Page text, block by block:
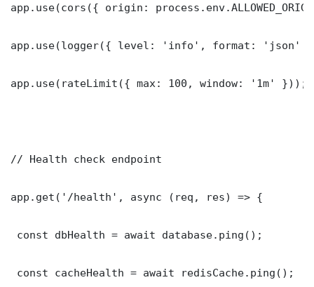
app.use(cors({ origin:
app.use(logger({ level: 'info', format: 'json'
app.use(rateLimit({ max: 100, window: '1m' }));
// Health check endpoint
app.get('/health', async (req, res) => {
const dbHealth = await database.ping();
const cacheHealth = await redisCache.ping();